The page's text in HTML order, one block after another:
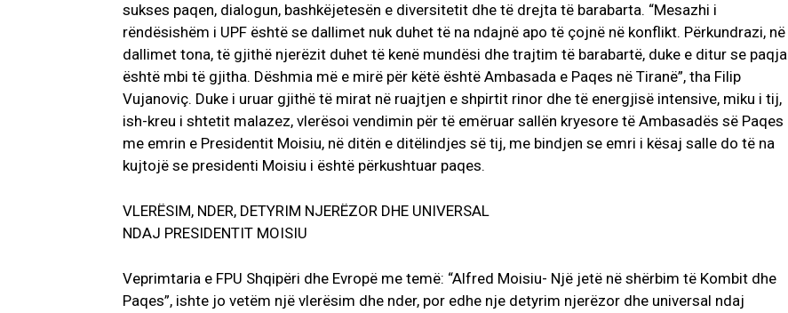
sukses paqen, dialogun, bashkëjetesën e diversitetit dhe të drejta të barabarta. “Mesazhi i
rëndësishëm i UPF është se dallimet nuk duhet të na ndajnë apo të çojnë në konflikt. Përkundrazi, në
dallimet tona, të gjithë njerëzit duhet të kenë mundësi dhe trajtim të barabartë, duke e ditur se paqja
është mbi të gjitha. Dëshmia më e mirë për këtë është Ambasada e Paqes në Tiranë”, tha Filip
Vujanoviç. Duke i uruar gjithë të mirat në ruajtjen e shpirtit rinor dhe të energjisë intensive, miku i tij,
ish-kreu i shtetit malazez, vlerësoi vendimin për të emëruar sallën kryesore të Ambasadës së Paqes
me emrin e Presidentit Moisiu, në ditën e ditëlindjes së tij, me bindjen se emri i kësaj salle do të na
kujtojë se presidenti Moisiu i është përkushtuar paqes.
VLERËSIM, NDER, DETYRIM NJERËZOR DHE UNIVERSAL
NDAJ PRESIDENTIT MOISIU
Veprimtaria e FPU Shqipëri dhe Evropë me temë: “Alfred Moisiu- Një jetë në shërbim të Kombit dhe
Paqes”, ishte jo vetëm një vlerësim dhe nder, por edhe nje detyrim njerëzor dhe universal ndaj